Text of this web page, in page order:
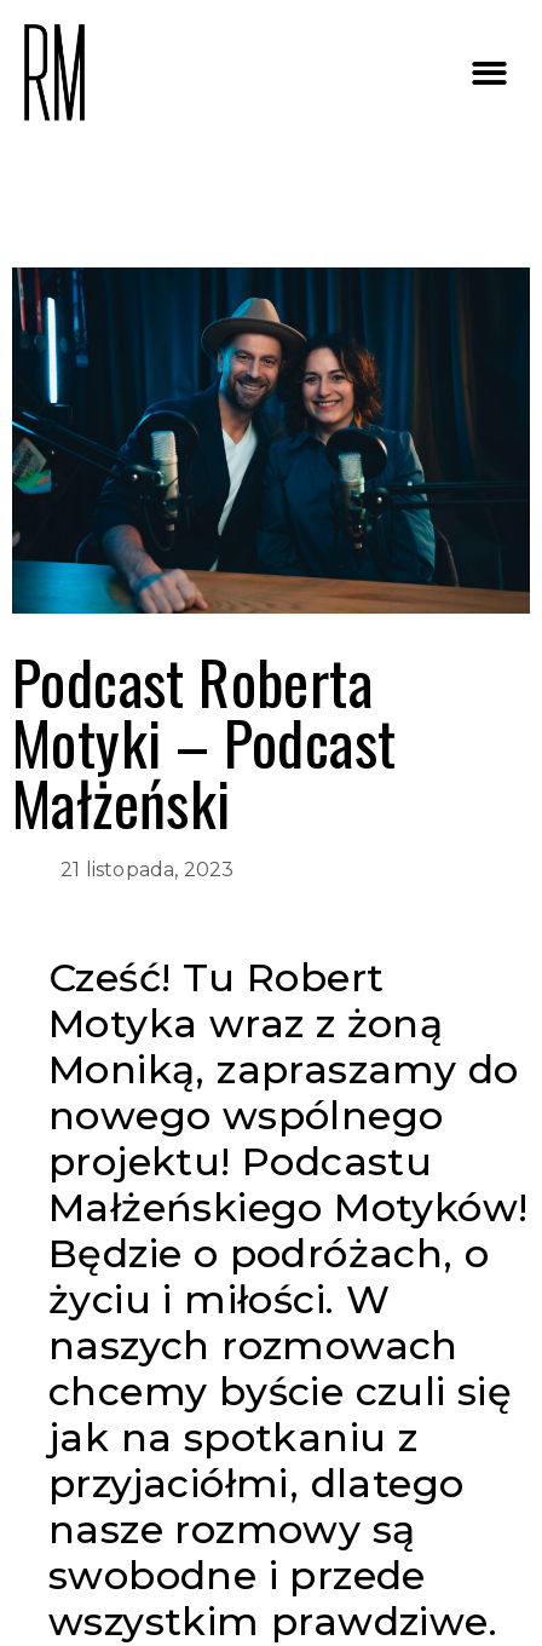
Podcast Roberta
Motyki – Podcast
Małżeński
21 listopada, 2023
Cześć! Tu Robert
Motyka wraz z żoną
Moniką, zapraszamy do
nowego wspólnego
projektu! Podcastu
Małżeńskiego Motyków!
Będzie o podróżach, o
życiu i miłości. W
naszych rozmowach
chcemy byście czuli się
jak na spotkaniu z
przyjaciółmi, dlatego
nasze rozmowy są
swobodne i przede
wszystkim prawdziwe.